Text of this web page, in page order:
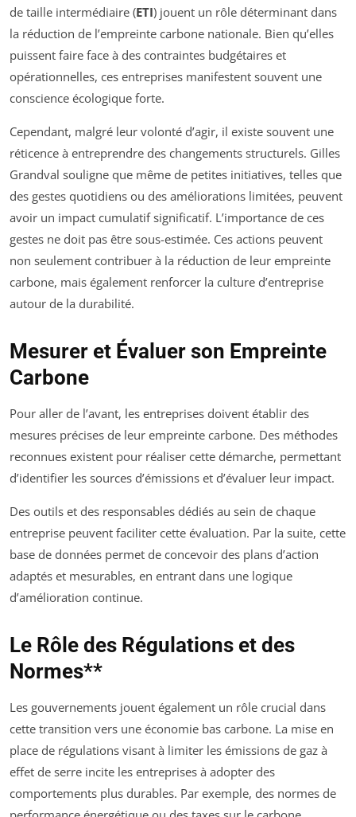
de taille intermédiaire (ETI) jouent un rôle déterminant dans
la réduction de l’empreinte carbone nationale. Bien qu’elles
puissent faire face à des contraintes budgétaires et
opérationnelles, ces entreprises manifestent souvent une
conscience écologique forte.
Cependant, malgré leur volonté d’agir, il existe souvent une
réticence à entreprendre des changements structurels. Gilles
Grandval souligne que même de petites initiatives, telles que
des gestes quotidiens ou des améliorations limitées, peuvent
avoir un impact cumulatif significatif. L’importance de ces
gestes ne doit pas être sous-estimée. Ces actions peuvent
non seulement contribuer à la réduction de leur empreinte
carbone, mais également renforcer la culture d’entreprise
autour de la durabilité.
Mesurer et Évaluer son Empreinte
Carbone
Pour aller de l’avant, les entreprises doivent établir des
mesures précises de leur empreinte carbone. Des méthodes
reconnues existent pour réaliser cette démarche, permettant
d’identifier les sources d’émissions et d’évaluer leur impact.
Des outils et des responsables dédiés au sein de chaque
entreprise peuvent faciliter cette évaluation. Par la suite, cette
base de données permet de concevoir des plans d’action
adaptés et mesurables, en entrant dans une logique
d’amélioration continue.
Le Rôle des Régulations et des
Normes**
Les gouvernements jouent également un rôle crucial dans
cette transition vers une économie bas carbone. La mise en
place de régulations visant à limiter les émissions de gaz à
effet de serre incite les entreprises à adopter des
comportements plus durables. Par exemple, des normes de